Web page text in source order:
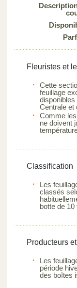
Fleuristes et
Cette
feuillage
Centrale et
Comme
ne doivent
Classification
Les
classés
botte de
Producteurs
Les
période
des boîtes